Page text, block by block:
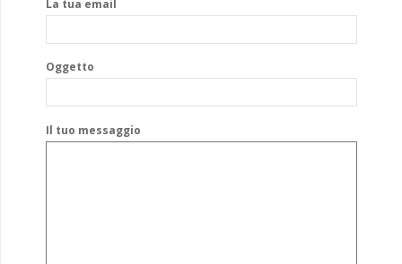
La tua email
Oggetto
Il tuo messaggio